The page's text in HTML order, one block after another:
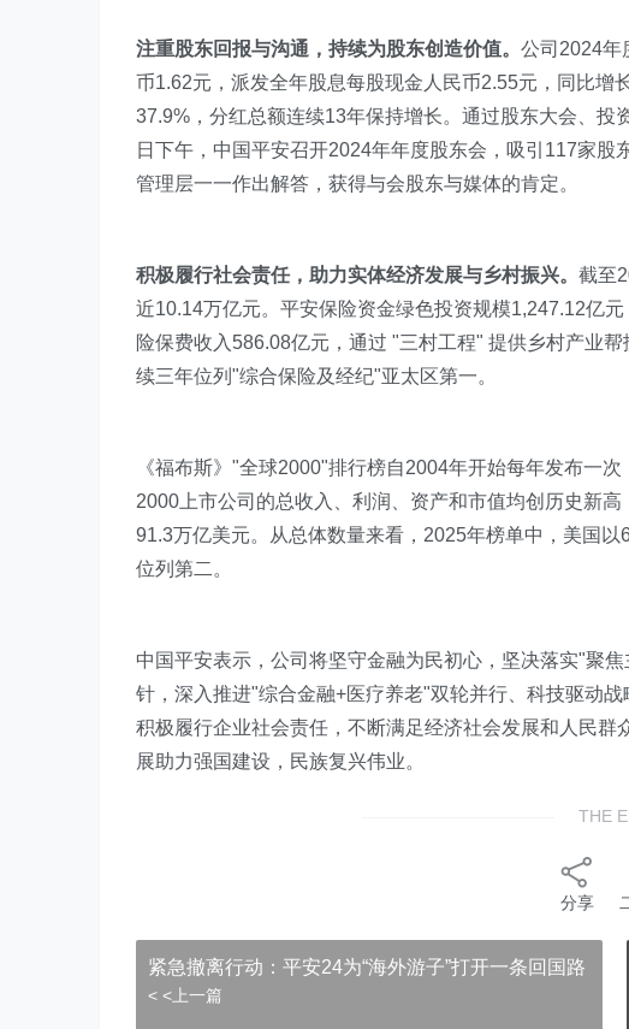
注重股东回报与沟通，持续为股东创造价值。 公司2024年
币1.62元，派发全年股息每股现金人民币2.55元，同比增
37.9%，分红总额连续13年保持增长。通过股东大会、
日下午，中国平安召开2024年年度股东会，吸引117家
管理层一一作出解答，获得与会股东与媒体的肯定。
积极履行社会责任，助力实体经济发展与乡村振兴。 截至
近10.14万亿元。平安保险资金绿色投资规模1,247.12亿
险保费收入586.08亿元，通过 "三村工程" 提供乡村产业
续三年位列"综合保险及经纪"亚太区第一。
《福布斯》"全球2000"排行榜自2004年开始每年发布一
2000上市公司的总收入、利润、资产和市值均创历史新
91.3万亿美元。从总体数量来看，2025年榜单中，美国
位列第二。
中国平安表示，公司将坚守金融为民初心，坚决落实"聚
针，深入推进"综合金融+医疗养老"双轮并行、科技驱动
积极履行企业社会责任，不断满足经济社会发展和人民
展助力强国建设，民族复兴伟业。
THE
分享
紧急撤离行动：平安24为“海外游子”打开一条回国路
< <上一篇